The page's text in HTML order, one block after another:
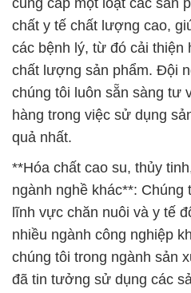
cung cấp một loạt các sản
chất y tế chất lượng cao,
các bệnh lý, từ đó cải thiện
chất lượng sản phẩm. Đội
chúng tôi luôn sẵn sàng tư
hàng trong việc sử dụng
quả nhất.
**Hóa chất cao su, thủy
ngành nghề khác**: Chúng
lĩnh vực chăn nuôi và y tế
nhiều ngành công nghiệp
chúng tôi trong ngành sản
đã tin tưởng sử dụng các